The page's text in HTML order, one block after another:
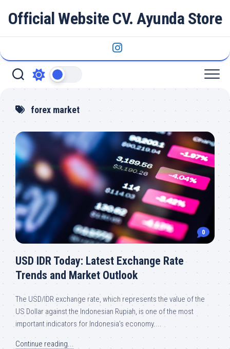
Official Website CV. Ayunda Store
forex market
0
USD IDR Today: Latest Exchange Rate
Trends and Market Outlook
The USD/IDR exchange rate, which represents the value of the
US Dollar against the Indonesian Rupiah, is one of the most
important indicators for Indonesia’s economy....
Continue reading...